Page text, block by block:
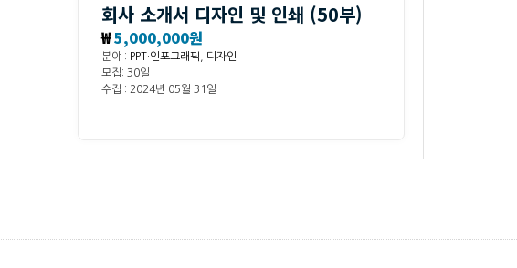
회사 소개서 디자인 및 인쇄 (50부)
₩5,000,000원
분야 : PPT·인포그래픽
디자인
모집: 30일
수집 : 2024년 05월 31일